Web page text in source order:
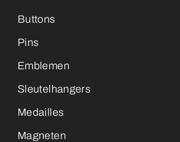
Buttons
Pins
Emblemen
Sleutelhangers
Medailles
Magneten